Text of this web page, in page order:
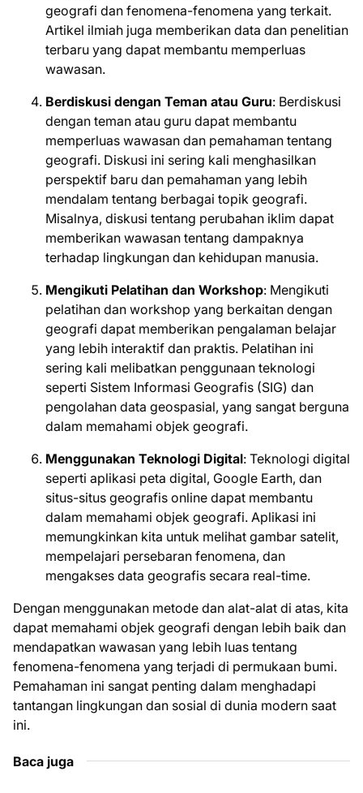
geografi dan fenomena-fenomena yang terkait.
Artikel ilmiah juga memberikan data dan penelitian
terbaru yang dapat membantu memperluas
wawasan.
Berdiskusi dengan Teman atau Guru: Berdiskusi
dengan teman atau guru dapat membantu
memperluas wawasan dan pemahaman tentang
geografi. Diskusi ini sering kali menghasilkan
perspektif baru dan pemahaman yang lebih
mendalam tentang berbagai topik geografi.
Misalnya, diskusi tentang perubahan iklim dapat
memberikan wawasan tentang dampaknya
terhadap lingkungan dan kehidupan manusia.
Mengikuti Pelatihan dan Workshop: Mengikuti
pelatihan dan workshop yang berkaitan dengan
geografi dapat memberikan pengalaman belajar
yang lebih interaktif dan praktis. Pelatihan ini
sering kali melibatkan penggunaan teknologi
seperti Sistem Informasi Geografis (SIG) dan
pengolahan data geospasial, yang sangat berguna
dalam memahami objek geografi.
Menggunakan Teknologi Digital: Teknologi digital
seperti aplikasi peta digital, Google Earth, dan
situs-situs geografis online dapat membantu
dalam memahami objek geografi. Aplikasi ini
memungkinkan kita untuk melihat gambar satelit,
mempelajari persebaran fenomena, dan
mengakses data geografis secara real-time.
Dengan menggunakan metode dan alat-alat di atas, kita
dapat memahami objek geografi dengan lebih baik dan
mendapatkan wawasan yang lebih luas tentang
fenomena-fenomena yang terjadi di permukaan bumi.
Pemahaman ini sangat penting dalam menghadapi
tantangan lingkungan dan sosial di dunia modern saat
ini.
Baca juga